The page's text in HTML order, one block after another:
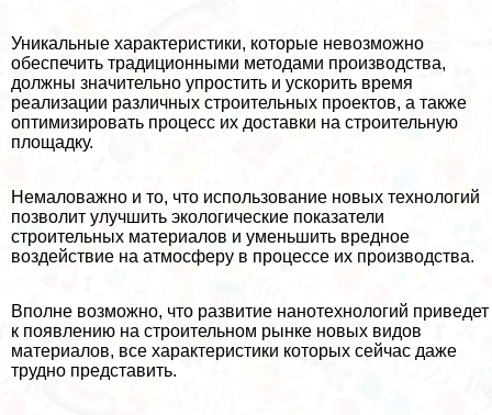
Уникальные хаpaктеристики, которые невозможно
обеспечить традиционными методами производства,
должны значительно упростить и ускорить время
реализации различных строительных проектов, а также
оптимизировать процесс их доставки на строительную
площадку.
Немаловажно и то, что использование новых технологий
позволит улучшить экологические показатели
строительных материалов и уменьшить вредное
воздействие на атмосферу в процессе их производства.
Вполне возможно, что развитие нанотехнологий приведет
к появлению на строительном рынке новых видов
материалов, все хаpaктеристики которых сейчас даже
трудно представить.